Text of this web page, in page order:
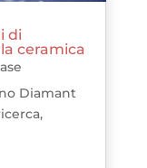
di
ceramica
Diamant